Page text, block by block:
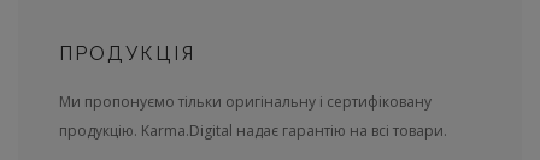
ПРОДУКЦІЯ
Ми пропонуємо тільки оригінальну і сертифіковану
продукцію. Karma.Digital надає гарантію на всі товари.